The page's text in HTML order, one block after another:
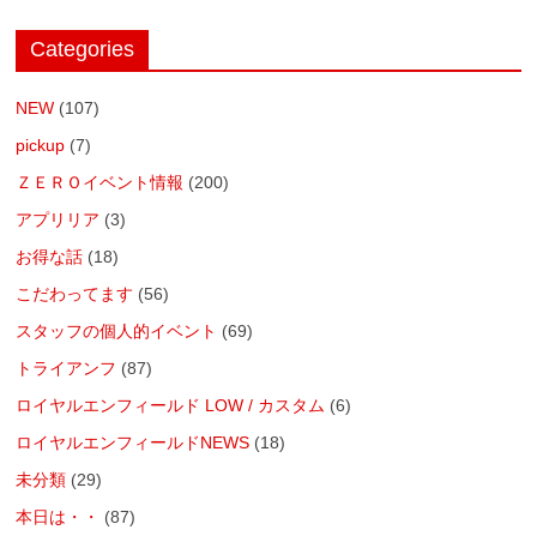
Categories
NEW (107)
pickup (7)
ＺＥＲＯイベント情報 (200)
アプリリア (3)
お得な話 (18)
こだわってます (56)
スタッフの個人的イベント (69)
トライアンフ (87)
ロイヤルエンフィールド LOW / カスタム (6)
ロイヤルエンフィールドNEWS (18)
未分類 (29)
本日は・・
(87)